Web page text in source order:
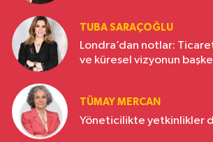
TUBA SARAÇOĞLU
Londra’dan notlar:
ve küresel vizyonun
TÜMAY MERCAN
Yöneticilikte yetkinlikler